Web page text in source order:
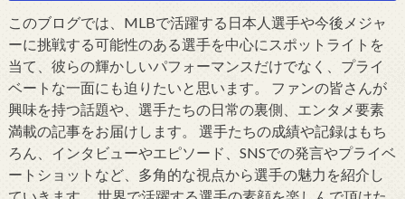
このブログでは、MLBで活躍する日本人選手や今後メジャ
ーに挑戦する可能性のある選手を中心にスポットライトを
当て、彼らの輝かしいパフォーマンスだけでなく、プライ
ベートな一面にも迫りたいと思います。 ファンの皆さんが
興味を持つ話題や、選手たちの日常の裏側、エンタメ要素
満載の記事をお届けします。 選手たちの成績や記録はもち
ろん、インタビューやエピソード、SNSでの発言やプライベ
ートショットなど、多角的な視点から選手の魅力を紹介し